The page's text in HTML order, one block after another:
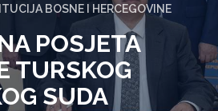
BOSNE I HERCEGOVINE
POSJETA
TURSKOG
SUDA